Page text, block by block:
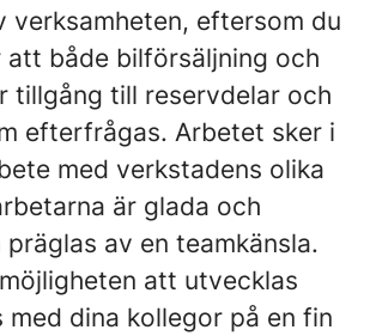
verksamheten, eftersom du
att både bilförsäljning och
tillgång till reservdelar och
efterfrågas. Arbetet sker i
med verkstadens olika
är glada och
präglas av en teamkänsla.
att utvecklas
med dina kollegor på en fin